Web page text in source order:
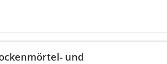
und